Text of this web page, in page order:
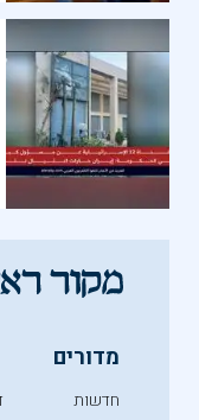
מדורים
חדשות